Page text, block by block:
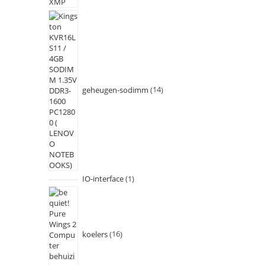
geheugen-sodimm 14
IO-interface 1
koelers 16